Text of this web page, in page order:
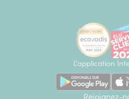
L'application
Rejoignez-